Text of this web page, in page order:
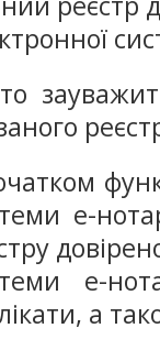
е-
е-
а